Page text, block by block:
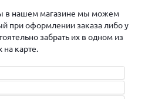
в нашем магазине мы можем
при оформлении заказа либо у
забрать их в одном из
карте.